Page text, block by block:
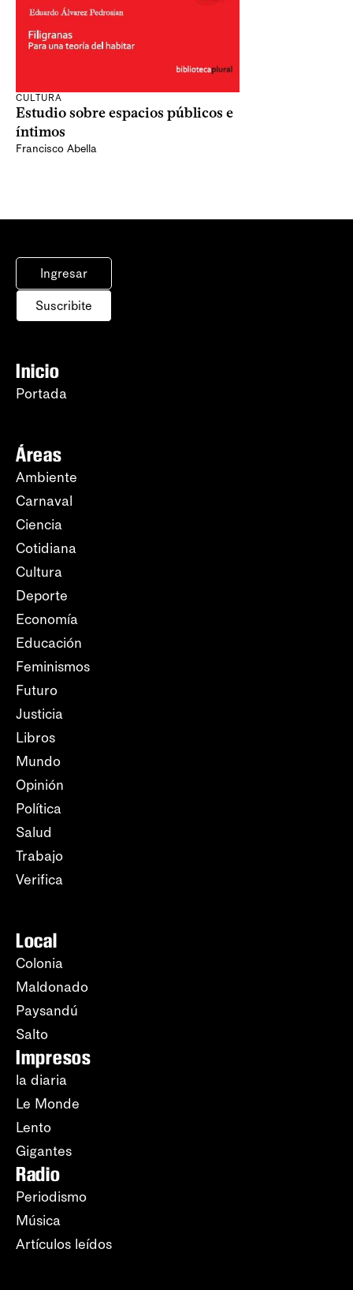
CULTURA
Estudio sobre espacios públicos e
íntimos
Francisco Abella
Ingresar
Suscribite
Inicio
Portada
Áreas
Ambiente
Carnaval
Ciencia
Cotidiana
Cultura
Deporte
Economía
Educación
Feminismos
Futuro
Justicia
Libros
Mundo
Opinión
Política
Salud
Trabajo
Verifica
Local
Colonia
Maldonado
Paysandú
Salto
Impresos
la diaria
Le Monde
Lento
Gigantes
Radio
Periodismo
Música
Artículos leídos